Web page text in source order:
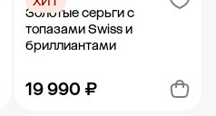
Добавить в корзину
Золотые серьги с
топазами Swiss и
бриллиантами
19 990 ₽